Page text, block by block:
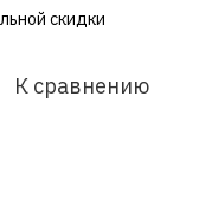
скидки
К сравнению